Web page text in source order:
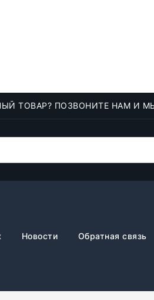
ТОВАР? ПОЗВОНИТЕ НАМ И
Новости Обратная связь